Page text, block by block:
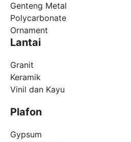
Genteng Metal
Polycarbonate
Ornament
Lantai
Granit
Keramik
Vinil dan Kayu
Plafon
Gypsum